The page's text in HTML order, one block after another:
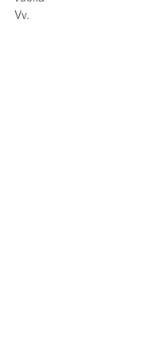
Vv.